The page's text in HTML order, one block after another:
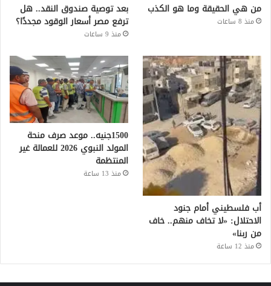
من هي الحقيقة وما هو الكذب
منذ 8 ساعات
بعد توصية صندوق النقد.. هل
ترفع مصر أسعار الوقود مجددًا؟
منذ 9 ساعات
أب فلسطيني أمام جنود
الاحتلال: «لا تخاف منهم.. خاف
من ربنا»
منذ 12 ساعة
1500جنيه.. موعد صرف منحة
المولد النبوي 2026 للعمالة غير
المنتظمة
منذ 13 ساعة